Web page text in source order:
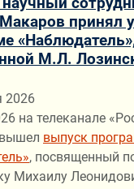
принял
М.Л.
2026
на телеканале
выпуск
, посвященный
Михаилу